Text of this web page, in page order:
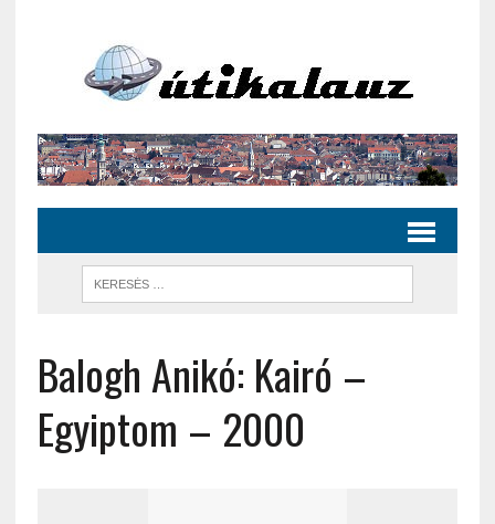
Balogh Anikó: Kairó –
Egyiptom – 2000